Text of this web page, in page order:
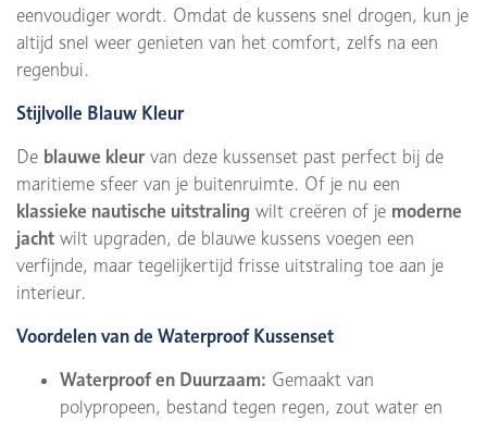
eenvoudiger wordt. Omdat de kussens snel drogen, kun je
altijd snel weer genieten van het comfort, zelfs na een
regenbui.
Stijlvolle Blauw Kleur
De blauwe kleurvan deze kussenset past perfect bij de
maritieme sfeer van je buitenruimte. Of je nu een
klassieke nautische uitstraling wilt creëren of je moderne
jacht wilt upgraden, de blauwe kussens voegen een
verfijnde, maar tegelijkertijd frisse uitstraling toe aan je
interieur.
Voordelen van de Waterproof Kussenset
Waterproof en Duurzaam: Gemaakt van
polypropeen, bestand tegen regen, zout water en